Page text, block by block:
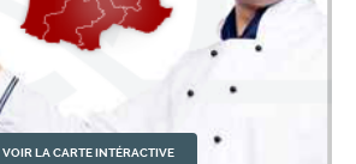
VOIR LA CARTE INTÉRACTIVE